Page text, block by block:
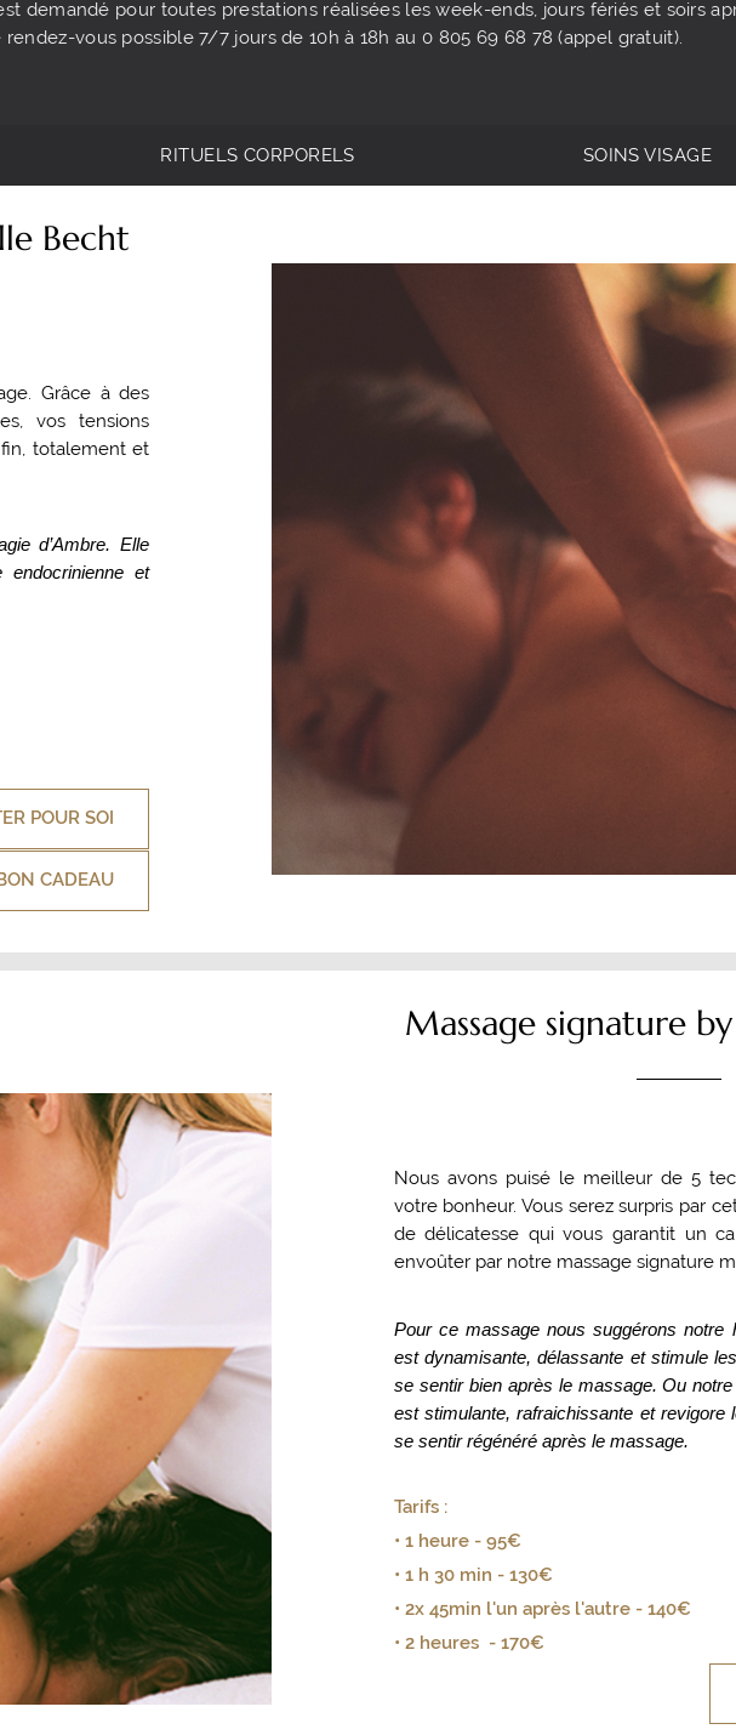
demandé pour toutes prestations réalisées les week-ends, jours fériés et soirs
vous possible 7/7 jours de 10h à 18h au 0 805 69 68 78 (appel gratuit).
RITUELS CORPORELS SOINS VISAGE
Becht
Grâce à des
vos tensions
totalement et
d’Ambre.Elle
endocrinienneet
POUR SOI
CADEAU
Massage signature
Nous avons puisé le meilleur de 5
votre bonheur. Vous serez surpris par
de délicatesse qui vous garantit un
envoûter par notre massage signature
Pour ce massage nous suggérons
est dynamisante, délassante et stimule
se sentir bien après le massage. Ou
est stimulante, rafraichissante et revigore
se sentir régénéré après le massage.
Tarifs :
• 1 heure - 95€
• 1 h 30 min - 130€
• 2x 45min l'un après l'autre - 140€
• 2 heures - 170€